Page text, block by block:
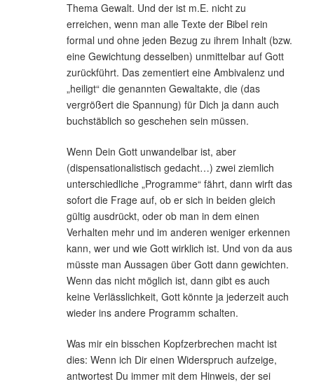
Thema Gewalt. Und der ist m.E. nicht zu
erreichen, wenn man alle Texte der Bibel rein
formal und ohne jeden Bezug zu ihrem Inhalt (bzw.
eine Gewichtung desselben) unmittelbar auf Gott
zurückführt. Das zementiert eine Ambivalenz und
„heiligt“ die genannten Gewaltakte, die (das
vergrößert die Spannung) für Dich ja dann auch
buchstäblich so geschehen sein müssen.
Wenn Dein Gott unwandelbar ist, aber
(dispensationalistisch gedacht…) zwei ziemlich
unterschiedliche „Programme“ fährt, dann wirft das
sofort die Frage auf, ob er sich in beiden gleich
gültig ausdrückt, oder ob man in dem einen
Verhalten mehr und im anderen weniger erkennen
kann, wer und wie Gott wirklich ist. Und von da aus
müsste man Aussagen über Gott dann gewichten.
Wenn das nicht möglich ist, dann gibt es auch
keine Verlässlichkeit, Gott könnte ja jederzeit auch
wieder ins andere Programm schalten.
Was mir ein bisschen Kopfzerbrechen macht ist
dies: Wenn ich Dir einen Widerspruch aufzeige,
antwortest Du immer mit dem Hinweis, der sei